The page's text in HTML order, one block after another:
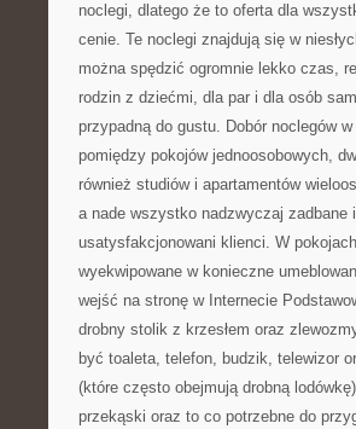
noclegi, dlatego że to oferta dla
cenie. Te noclegi znajdują się w
można spędzić ogromnie lekko czas,
rodzin z dziećmi, dla par i dla osób
przypadną do gustu. Dobór noclegów
pomiędzy pokojów jednoosobowych,
również studiów i apartamentów
a nade wszystko nadzwyczaj
usatysfakcjonowani klienci. W
wyekwipowane w konieczne
wejść na stronę w Internecie
drobny stolik z krzesłem oraz
być toaleta, telefon, budzik, telewizor
(które często obejmują drobną
przekąski oraz to co potrzebne do